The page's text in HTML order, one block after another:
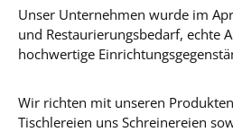
Unser Unternehmen wurde im
und Restaurierungsbedarf, echte
hochwertige
Wir richten mit unseren
Tischlereien uns Schreinereien